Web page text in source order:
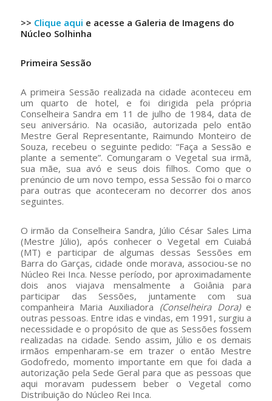
>> Clique aqui e acesse a Galeria de Imagens do
Núcleo Solhinha
Primeira Sessão
A primeira Sessão realizada na cidade aconteceu em
um quarto de hotel, e foi dirigida pela própria
Conselheira Sandra em 11 de julho de 1984, data de
seu aniversário. Na ocasião, autorizada pelo então
Mestre Geral Representante, Raimundo Monteiro de
Souza, recebeu o seguinte pedido: “Faça a Sessão e
plante a semente”. Comungaram o Vegetal sua irmã,
sua mãe, sua avó e seus dois filhos. Como que o
prenúncio de um novo tempo, essa Sessão foi o marco
para outras que aconteceram no decorrer dos anos
seguintes.
O irmão da Conselheira Sandra, Júlio César Sales Lima
(Mestre Júlio), após conhecer o Vegetal em Cuiabá
(MT) e participar de algumas dessas Sessões em
Barra do Garças, cidade onde morava, associou-se no
Núcleo Rei Inca. Nesse período, por aproximadamente
dois anos viajava mensalmente a Goiânia para
participar das Sessões, juntamente com sua
companheira Maria Auxiliadora (Conselheira Dora)e
outras pessoas. Entre idas e vindas, em 1991, surgiu a
necessidade e o propósito de que as Sessões fossem
realizadas na cidade. Sendo assim, Júlio e os demais
irmãos empenharam-se em trazer o então Mestre
Godofredo, momento importante em que foi dada a
autorização pela Sede Geral para que as pessoas que
aqui moravam pudessem beber o Vegetal como
Distribuição do Núcleo Rei Inca.